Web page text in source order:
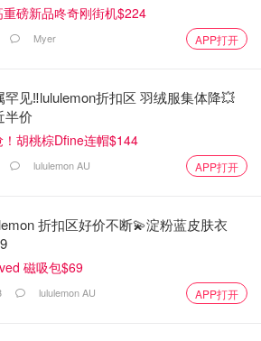
重磅新品咚奇刚街机$224
Myer APP打开
罕见‼️lululemon折扣区 羽绒服集体降💥
半价
！胡桃棕Dfine连帽$144
lululemon AU APP打开
折扣区好价不断💫淀粉蓝皮肤衣
磁吸包$69
lululemon AU APP打开